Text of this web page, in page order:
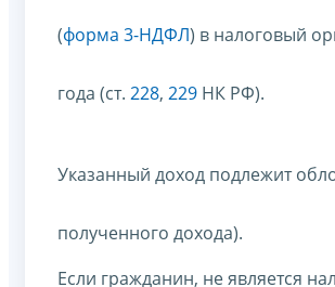
(форма 3-НДФЛ) в налоговый
года (ст. 228, 229 НК РФ).
Указанный доход подлежит
полученного дохода).
Если гражданин, не является